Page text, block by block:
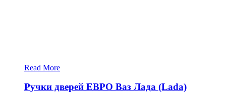
Read More
Ручки дверей ЕВРО Ваз Лада (Lada)